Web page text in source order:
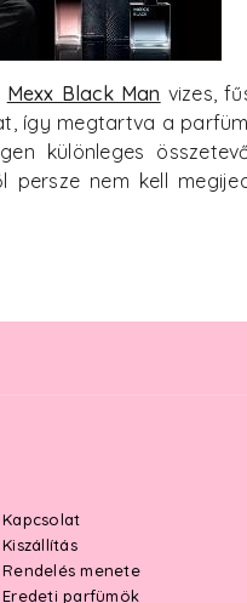
Mexx Black Man vizes,
így megtartva a
különleges
nem kell
Kapcsolat
Kiszállítás
Rendelés menete
Eredeti parfümök